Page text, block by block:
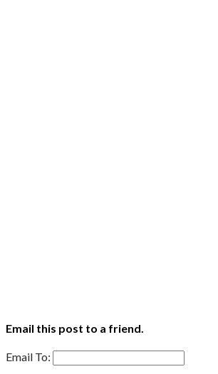
Email this post to a friend.
Email To: